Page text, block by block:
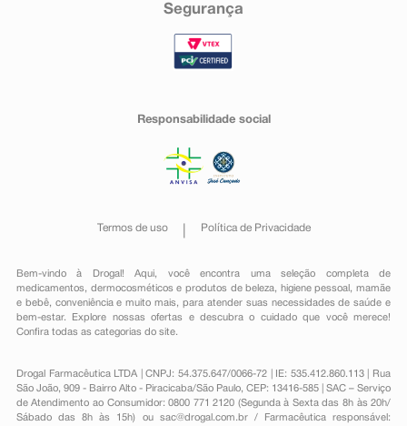
Segurança
Responsabilidade social
Termos de uso Política de Privacidade
Bem-vindo à Drogal! Aqui, você encontra uma seleção completa de
medicamentos , dermocosméticos e produtos de beleza, higiene pessoal ,mamãe
e bebê, conveniênciae muito mais, para atender suas necessidades de saúde e
bem-estar. Explore nossas ofertas e descubra o cuidado que você merece!
Confira todas as categorias do site.
Drogal Farmacêutica LTDA | CNPJ: 54.375.647/0066-72 | IE: 535.412.860.113 | Rua
São João, 909 - Bairro Alto - Piracicaba/São Paulo, CEP: 13416-585 | SAC – Serviço
de Atendimento ao Consumidor: 0800 771 2120 (Segunda à Sexta das 8h às 20h/
Sábado das 8h às 15h) ou sac@drogal.com.br/ Farmacêutica responsável: